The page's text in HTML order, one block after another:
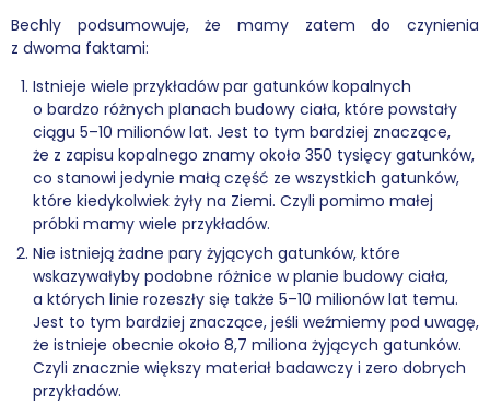
Bechly podsumowuje, że mamy zatem do czynienia
z dwoma faktami:
Istnieje wiele przykładów par gatunków kopalnych
o bardzo różnych planach budowy ciała, które powstały
ciągu 5–10 milionów lat. Jest to tym bardziej znaczące,
że z zapisu kopalnego znamy około 350 tysięcy gatunków,
co stanowi jedynie małą część ze wszystkich gatunków,
które kiedykolwiek żyły na Ziemi. Czyli pomimo małej
próbki mamy wiele przykładów.
Nie istnieją żadne pary żyjących gatunków, które
wskazywałyby podobne różnice w planie budowy ciała,
a których linie rozeszły się także 5–10 milionów lat temu.
Jest to tym bardziej znaczące, jeśli weźmiemy pod uwagę,
że istnieje obecnie około 8,7 miliona żyjących gatunków.
Czyli znacznie większy materiał badawczy i zero dobrych
przykładów.